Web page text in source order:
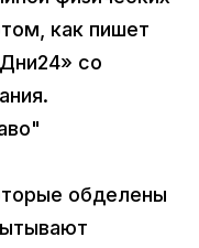
как пишет
со
обделены